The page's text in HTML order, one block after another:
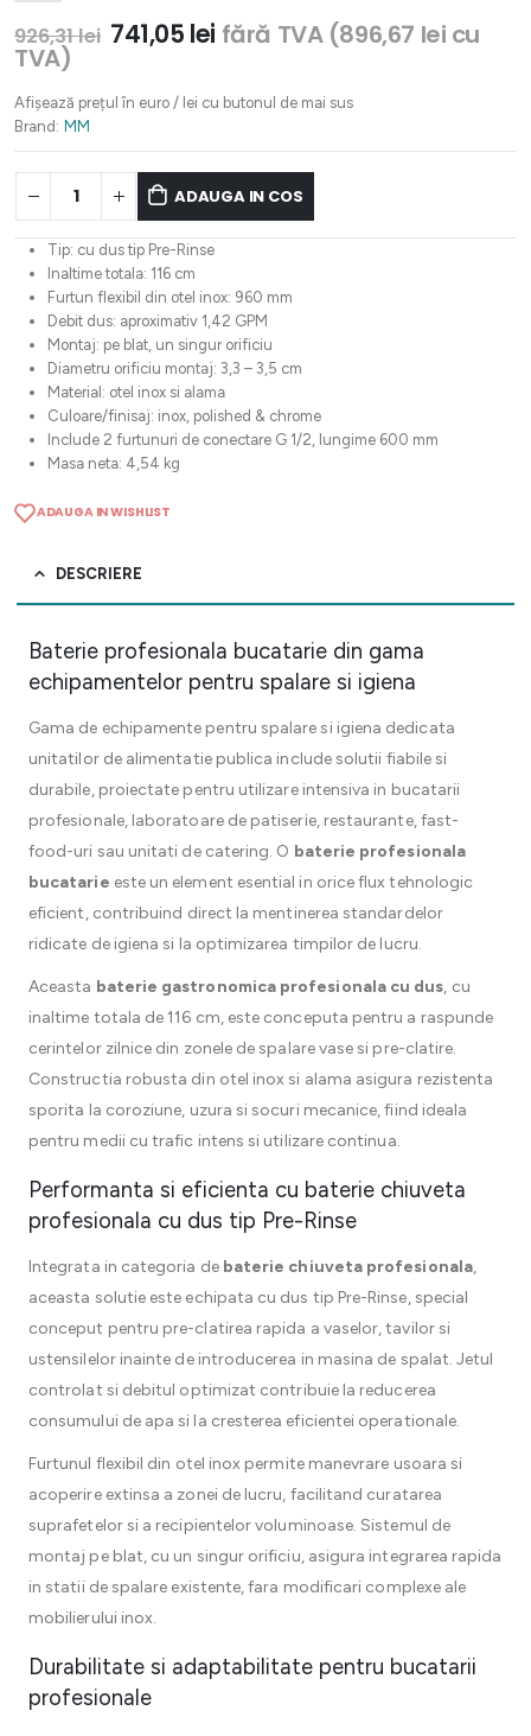
926,31lei Prețul
inițial
fost:
741,05 lei Prețul
741,05 lei.
fără TVA (896,67 lei cu
TVA)
Afișează prețul în euro / lei cu butonul de mai sus
Brand: MM
ADAUGA IN COS
Tip: cu dus tip Pre-Rinse
Inaltime totala: 116 cm
Furtun flexibil din otel inox: 960 mm
Debit dus: aproximativ 1,42 GPM
Montaj: pe blat, un singur orificiu
Diametru orificiu montaj: 3,3 – 3,5 cm
Material: otel inox si alama
Culoare/finisaj: inox, polished & chrome
Include 2 furtunuri de conectare G 1/2, lungime 600 mm
Masa neta: 4,54 kg
ADAUGA IN WISHLIST
DESCRIERE
Baterie profesionala bucatarie din gama
echipamentelor pentru spalare si igiena
Gama de echipamente pentru spalare si igiena dedicata
unitatilor de alimentatie publica include solutii fiabile si
durabile, proiectate pentru utilizare intensiva in bucatarii
profesionale, laboratoare de patiserie, restaurante, fast-
food-uri sau unitati de catering. O baterie profesionala
bucatarie este un element esential in orice flux tehnologic
eficient, contribuind direct la mentinerea standardelor
ridicate de igiena si la optimizarea timpilor de lucru.
Aceasta baterie gastronomica profesionala cu dus, cu
inaltime totala de 116 cm, este conceputa pentru a raspunde
cerintelor zilnice din zonele de spalare vase si pre-clatire.
Constructia robusta din otel inox si alama asigura rezistenta
sporita la coroziune, uzura si socuri mecanice, fiind ideala
pentru medii cu trafic intens si utilizare continua.
Performanta si eficienta cu baterie chiuveta
profesionala cu dus tip Pre-Rinse
Integrata in categoria de baterie chiuveta profesionala,
aceasta solutie este echipata cu dus tip Pre-Rinse, special
conceput pentru pre-clatirea rapida a vaselor, tavilor si
ustensilelor inainte de introducerea in masina de spalat. Jetul
controlat si debitul optimizat contribuie la reducerea
consumului de apa si la cresterea eficientei operationale.
Furtunul flexibil din otel inox permite manevrare usoara si
acoperire extinsa a zonei de lucru, facilitand curatarea
suprafetelor si a recipientelor voluminoase. Sistemul de
montaj pe blat, cu un singur orificiu, asigura integrarea rapida
in statii de spalare existente, fara modificari complexe ale
mobilierului inox.
Durabilitate si adaptabilitate pentru bucatarii
profesionale